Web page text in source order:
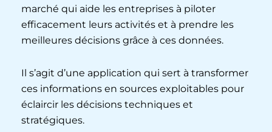
marché qui aide les entreprises à piloter
efficacement leurs activités et à prendre les
meilleures décisions grâce à ces données.
Il s’agit d’une application qui sert à transformer
ces informations en sources exploitables pour
éclaircir les décisions techniques et
stratégiques.